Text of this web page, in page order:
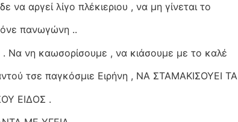
να αργεί λίγο πλέκιεριου , να μη γίνεται το
πανωγώνη ..
Να νη καωσορίσουμε , να κιάσουμε με το καλέ
τσε παγκόσμιε Ειρήνη , ΝΑ ΣΤΑΜΑΚΙΣΟΥΕΙ ΤΑ
ΕΙΔΟΣ .